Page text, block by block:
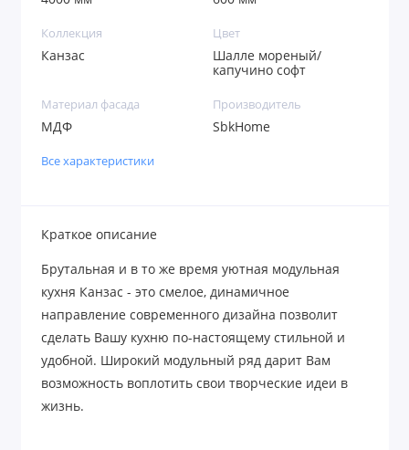
Коллекция
Канзас
Цвет
Шалле мореный/
капучино софт
Материал фасада
МДФ
Производитель
SbkHome
Все характеристики
Краткое описание
Брутальная и в то же время уютная модульная
кухня Канзас - это смелое, динамичное
направление современного дизайна позволит
сделать Вашу кухню по-настоящему стильной и
удобной. Широкий модульный ряд дарит Вам
возможность воплотить свои творческие идеи в
жизнь.